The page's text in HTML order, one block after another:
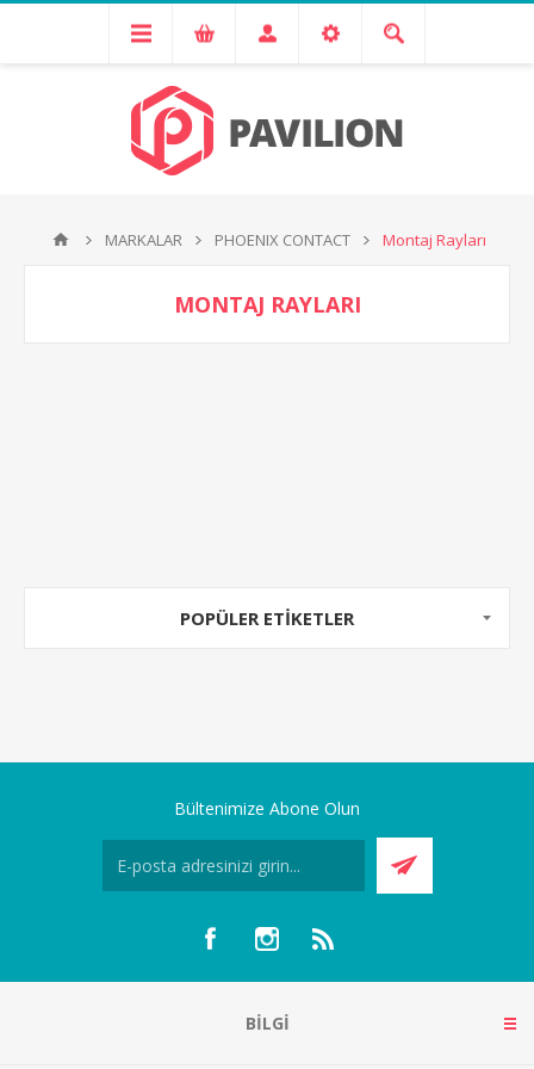
MARKALAR PHOENIX CONTACT Montaj Rayları
MONTAJ RAYLARI
POPÜLER ETIKETLER
Bültenimize Abone Olun
BILGI